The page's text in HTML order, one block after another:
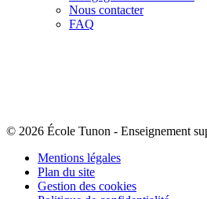
Nous contacter
FAQ
© 2026 École Tunon - Enseignement
Mentions légales
Plan du site
Gestion des cookies